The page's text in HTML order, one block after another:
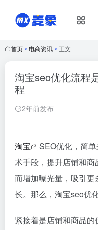
首页 • 电商资讯 • 正文
淘宝seo优化流程
程
2年前发布
淘宝
SEO优化，简
术手段，提升店铺和商
而增加曝光量，吸引
长。那么，淘宝seo优
紧接着是店铺和商品的